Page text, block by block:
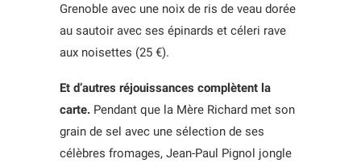
Grenoble avec une noix de ris de veau dorée
au sautoir avec ses épinards et céleri rave
aux noisettes (25 €).
Et d’autres réjouissances complètent la
carte. Pendant que la Mère Richard met son
grain de sel avec une sélection de ses
célèbres fromages, Jean-Paul Pignol jongle